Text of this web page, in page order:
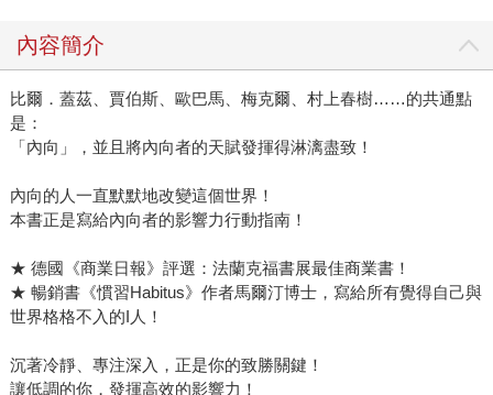
內容簡介
比爾．蓋茲、賈伯斯、歐巴馬、梅克爾、村上春樹……的共通點
是：
「內向」，並且將內向者的天賦發揮得淋漓盡致！
內向的人一直默默地改變這個世界！
本書正是寫給內向者的影響力行動指南！
★ 德國《商業日報》評選：法蘭克福書展最佳商業書！
★ 暢銷書《慣習Habitus》作者馬爾汀博士，寫給所有覺得自己與
世界格格不入的I人！
沉著冷靜、專注深入，正是你的致勝關鍵！
讓低調的你，發揮高效的影響力！